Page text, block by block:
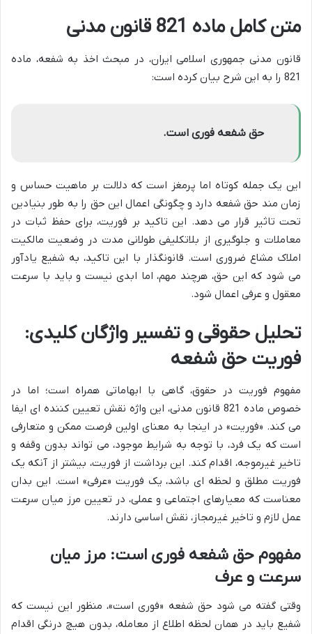
متن کامل ماده 821 قانون مدنی
قانون مدنی جمهوری اسلامی ایران، در مبحث اخذ به شفعه، ماده
821 را به این شرح بیان کرده است:
حق شفعه فوری است.
این یک جمله کوتاه اما پرمغز است که دلالت بر ماهیت حساس و
زمان مند حق شفعه دارد و چگونگی اعمال این حق را به طور بنیادین
تحت تاثیر قرار می دهد. این تاکید بر فوریت، برای حفظ ثبات در
معاملات و جلوگیری از بلاتکلیفی طولانی مدت در وضعیت مالکیت
املاک مشاع ضروری است. قانونگذار با این تاکید، به شفیع یادآور
می شود که این حق، هرچند مهم، اما ابدی نیست و باید با سرعت
معقول و عرفی اعمال شود.
تحلیل حقوقی و تفسیر واژگان کلیدی:
فوریت حق شفعه
مفهوم فوریت در حقوق، گاهی با ابهاماتی همراه است؛ اما در
خصوص ماده 821 قانون مدنی، این واژه نقش تعیین کننده ای ایفا
می کند. «فوریت» در اینجا به معنای اولین فرصت ممکن و متعارفی
است که یک فرد، با توجه به شرایط موجود، می تواند بدون وقفه و
تاخیر غیرموجه، اقدام کند. این برداشت از فوریت، بیشتر از آنکه یک
فوریت مطلق و لحظه ای باشد، یک فوریت «عرفی» است. این بدان
معناست که معیارهای اجتماعی و عملی، در تعیین مرز میان سرعت
عمل لازم و تاخیر غیرمجاز، نقش اساسی دارند.
مفهوم حق شفعه فوری است: مرز میان
سرعت و عرف
وقتی گفته می شود حق شفعه «فوری است»، منظور این نیست که
شفیع باید در همان لحظه اطلاع از معامله، بدون هیچ درنگی اقدام